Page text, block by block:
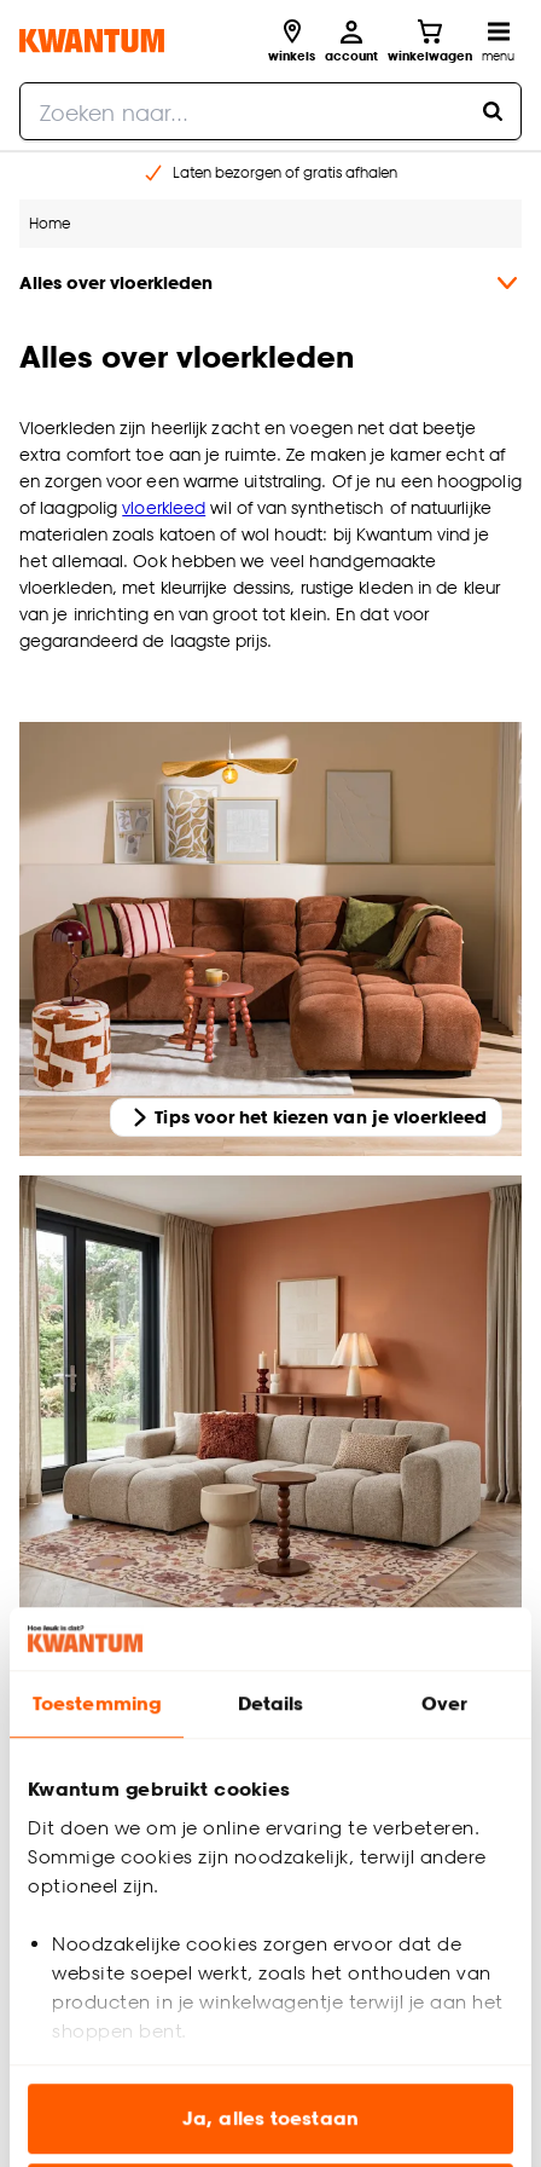
Toestemming Details Over
Kwantum gebruikt cookies
Dit doen we om je online ervaring te verbeteren.
Sommige cookies zijn noodzakelijk, terwijl andere
optioneel zijn.
Noodzakelijke cookies zorgen ervoor dat de
website soepel werkt, zoals het onthouden van
producten in je winkelwagentje terwijl je aan het
shoppen bent.
Analytische cookies (optioneel) helpen ons de
website te verbeteren voor jou en al onze andere
Ja, alles toestaan
winkels account winkelwagen menu
Laten bezorgen of gratis afhalen
Home
Alles over vloerkleden
Alles over vloerkleden
Vloerkleden zijn heerlijk zacht en voegen net dat beetje
extra comfort toe aan je ruimte. Ze maken je kamer echt af
en zorgen voor een warme uitstraling. Of je nu een hoogpolig
of laagpoligvloerkleed wil of van synthetisch of natuurlijke
materialen zoals katoen of wol houdt: bij Kwantum vind je
het allemaal. Ook hebben we veel handgemaakte
vloerkleden, met kleurrijke dessins, rustige kleden in de kleur
van je inrichting en van groot tot klein. En dat voor
gegarandeerd de laagste prijs.
Tips voor het kiezen van je vloerkleed
Schoonmaken en onderhoud